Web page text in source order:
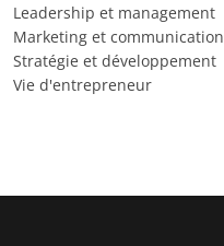
Leadership et management
Marketing et communication
Stratégie et développement
Vie d'entrepreneur